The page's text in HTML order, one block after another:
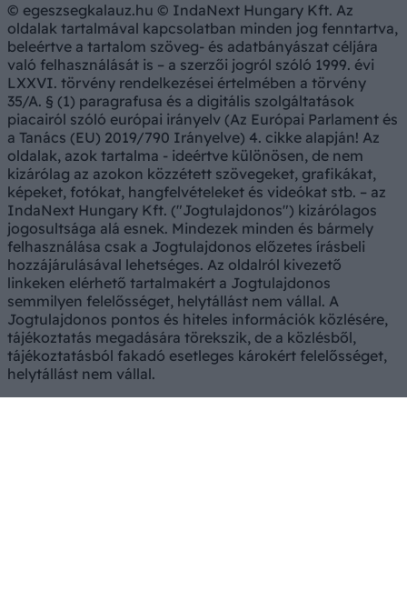
© egeszsegkalauz.hu © IndaNext Hungary Kft. Az
oldalak tartalmával kapcsolatban minden jog fenntartva,
beleértve a tartalom szöveg- és adatbányászat céljára
való felhasználását is – a szerzői jogról szóló 1999. évi
LXXVI. törvény rendelkezései értelmében a törvény
35/A. § (1) paragrafusa és a digitális szolgáltatások
piacairól szóló európai irányelv (Az Európai Parlament és
a Tanács (EU) 2019/790 Irányelve) 4. cikke alapján! Az
oldalak, azok tartalma - ideértve különösen, de nem
kizárólag az azokon közzétett szövegeket, grafikákat,
képeket, fotókat, hangfelvételeket és videókat stb. – az
IndaNext Hungary Kft. ("Jogtulajdonos") kizárólagos
jogosultsága alá esnek. Mindezek minden és bármely
felhasználása csak a Jogtulajdonos előzetes írásbeli
hozzájárulásával lehetséges. Az oldalról kivezető
linkeken elérhető tartalmakért a Jogtulajdonos
semmilyen felelősséget, helytállást nem vállal. A
Jogtulajdonos pontos és hiteles információk közlésére,
tájékoztatás megadására törekszik, de a közlésből,
tájékoztatásból fakadó esetleges károkért felelősséget,
helytállást nem vállal.